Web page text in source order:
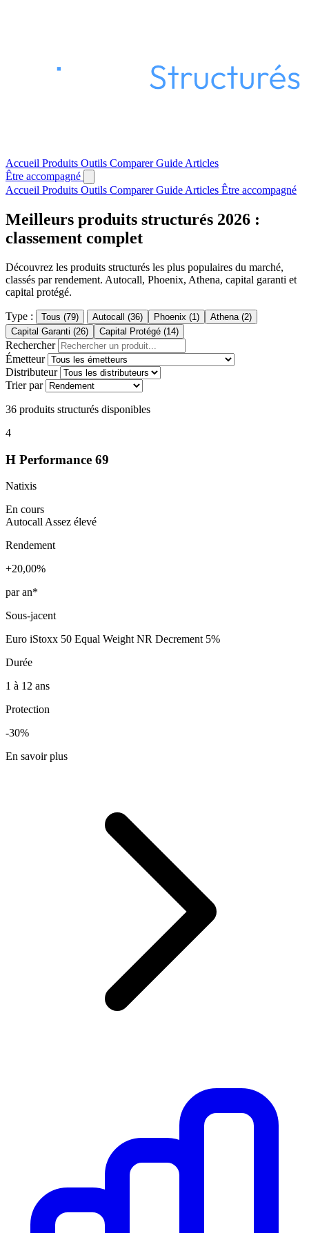
Accueil Produits Outils ComparerGuide Articles
Être accompagné
Accueil Produits Outils ComparerGuide Articles Être accompagné
Meilleurs produits structurés 2026 :
classement complet
Découvrez les produits structurés les plus populaires du marché,
classés par rendement. Autocall, Phoenix, Athena, capital garanti et
capital protégé.
Type : Tous (79) Autocall (36) Phoenix (1)
Athena (2)
Capital Garanti (26)
Capital Protégé (14)
Rechercher
Émetteur
Distributeur
Trier par
36 produits structurés disponibles
4
H Performance 69
Natixis
En cours
Autocall Assez élevé
Rendement
+20,00%
par an*
Sous-jacent
Euro iStoxx 50 Equal Weight NR Decrement 5%
Durée
1 à 12 ans
Protection
-30%
En savoir plus